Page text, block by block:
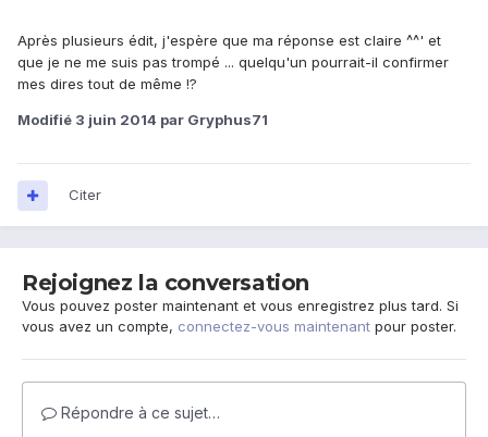
Après plusieurs édit, j'espère que ma réponse est claire ^^' et
que je ne me suis pas trompé ... quelqu'un pourrait-il confirmer
mes dires tout de même !?
Modifié 3 juin 2014 par Gryphus71
Citer
Rejoignez la conversation
Vous pouvez poster maintenant et vous enregistrez plus tard. Si
vous avez un compte, connectez-vous maintenant pour poster.
Répondre à ce sujet…